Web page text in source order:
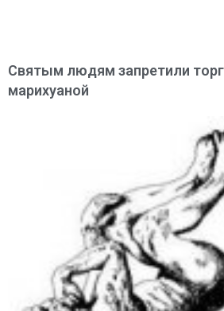
Святым людям запретили
марихуаной